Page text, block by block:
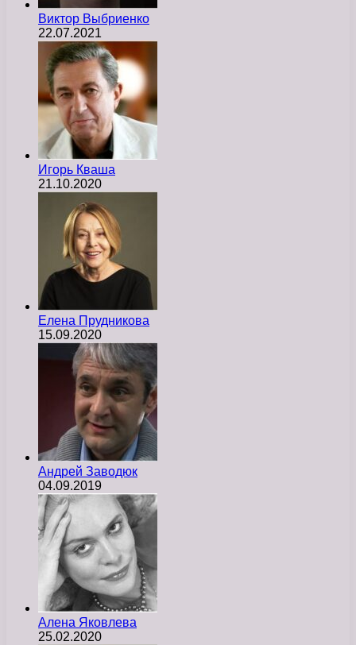
Виктор Выбриенко
22.07.2021
Игорь Кваша
21.10.2020
Елена Прудникова
15.09.2020
Андрей Заводюк
04.09.2019
Алена Яковлева
25.02.2020